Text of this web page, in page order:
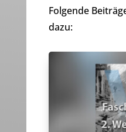
Folgende
dazu: